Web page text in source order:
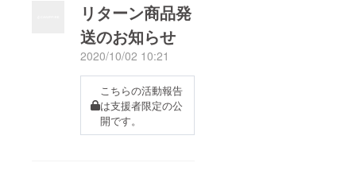
リターン商品発
送のお知らせ
2020/10/02 10:21
こちらの活動報告
は支援者限定の公
開です。